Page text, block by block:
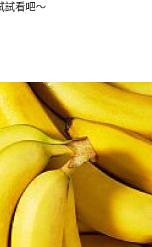
試看吧～